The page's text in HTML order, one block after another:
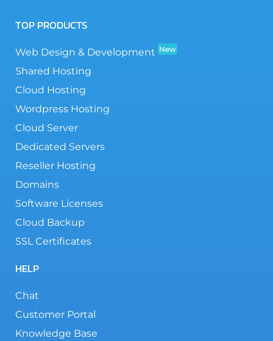
TOP PRODUCTS
Web Design & Development New
Shared Hosting
Cloud Hosting
Wordpress Hosting
Cloud Server
Dedicated Servers
Reseller Hosting
Domains
Software Licenses
Cloud Backup
SSL Certificates
HELP
Chat
Customer Portal
Knowledge Base